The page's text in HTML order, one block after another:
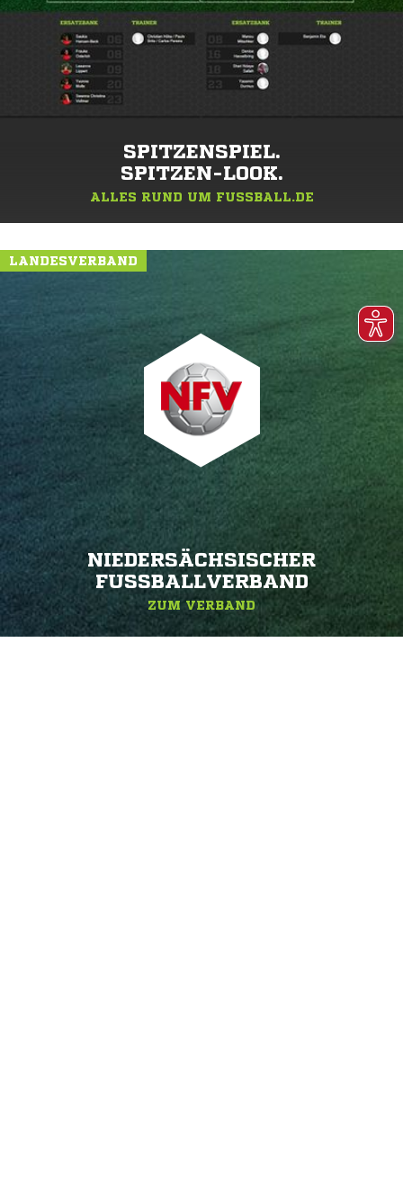
SPITZENSPIEL.
SPITZEN-LOOK.
ALLES RUND UM FUSSBALL.DE
LANDESVERBAND
NIEDERSÄCHSISCHER
FUSSBALLVERBAND
ZUM VERBAND